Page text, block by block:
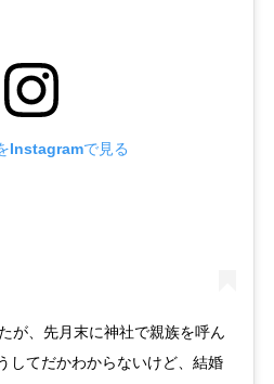
Instagramで見る
が、先月末に神社で親族を呼ん
してだかわからないけど、結婚